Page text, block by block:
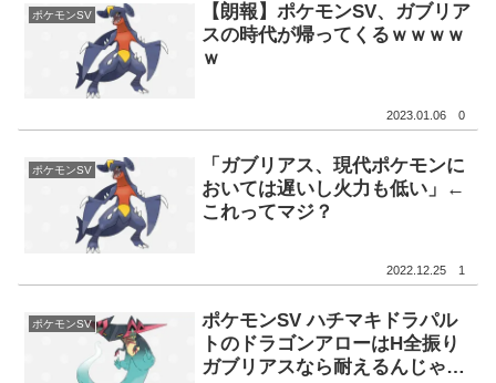
ポケモンSV
【朗報】ポケモンSV、ガブリア
スの時代が帰ってくるｗｗｗｗ
ｗ
2023.01.06 0
ポケモンSV
「ガブリアス、現代ポケモンに
おいては遅いし火力も低い」←
これってマジ？
2022.12.25 1
ポケモンSV
ポケモンSV ハチマキドラパル
トのドラゴンアローはH全振り
ガブリアスなら耐えるんじゃな